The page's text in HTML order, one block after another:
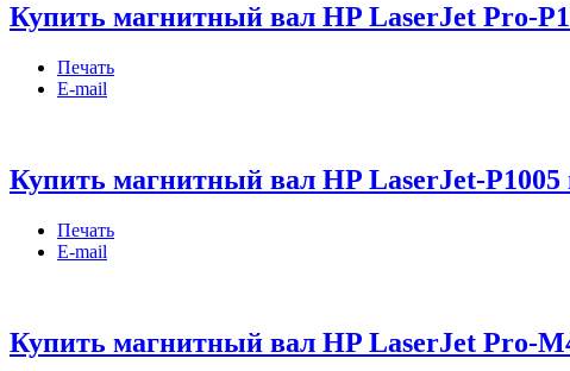
Купить магнитный вал HP LaserJet Pro-
Печать
E-mail
Купить магнитный вал HP LaserJet-P1005
Печать
E-mail
Купить магнитный вал HP LaserJet Pro-